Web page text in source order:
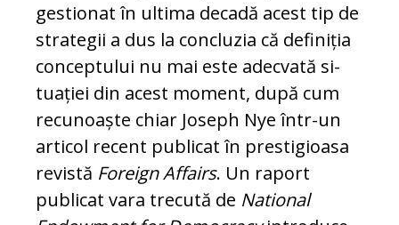
gestionat în ultima decadă acest tip de
strategii a dus la con­clu­zia că definiția
conceptului nu mai este adecvată si­
tua­ției din acest moment, du­pă cum
recunoaște chiar Jo­seph Nye într-un
articol recent publicat în prestigioasa
revistă Foreign Affairs. Un raport
publicat vara trecută de National